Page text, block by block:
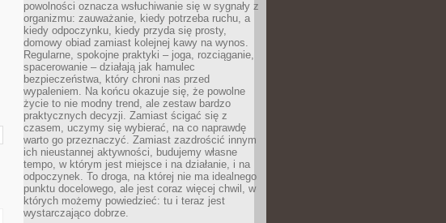
powolności oznacza wsłuchiwanie się w sygnały z
organizmu: zauważanie, kiedy potrzeba ruchu, a
kiedy odpoczynku, kiedy przyda się prosty,
domowy obiad zamiast kolejnej kawy na wynos.
Regularne, spokojne praktyki – joga, rozciąganie,
spacerowanie – działają jak hamulec
bezpieczeństwa, który chroni nas przed
wypaleniem. Na końcu okazuje się, że powolne
życie to nie modny trend, ale zestaw bardzo
praktycznych decyzji. Zamiast ścigać się z
czasem, uczymy się wybierać, na co naprawdę
warto go przeznaczyć. Zamiast zazdrościć innym
ich nieustannej aktywności, budujemy własne
tempo, w którym jest miejsce i na działanie, i na
odpoczynek. To droga, na której nie ma idealnego
punktu docelowego, ale jest coraz więcej chwil, w
których możemy powiedzieć: tu i teraz jest
wystarczająco dobrze.